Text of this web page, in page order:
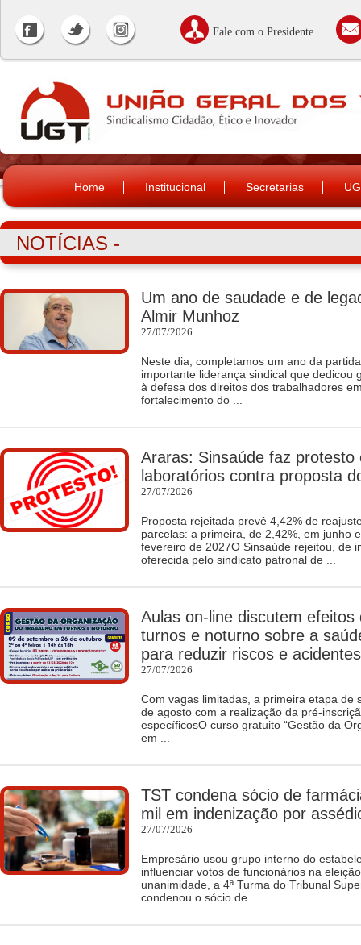
Fale com o Presidente
Home Institucional Secretarias
NOTÍCIAS -
Um ano de saudade e de
Almir Munhoz
27/07/2026
Neste dia, completamos um ano da
importante liderança sindical que dedicou
à defesa dos direitos dos trabalhadores
fortalecimento do ...
Araras: Sinsaúde faz protesto
laboratórios contra proposta
27/07/2026
Proposta rejeitada prevê 4,42% de
parcelas: a primeira, de 2,42%, em junho
fevereiro de 2027O Sinsaúde rejeitou, de
oferecida pelo sindicato patronal de ...
Aulas on-line discutem efeitos
turnos e noturno sobre a
para reduzir riscos e acidentes
27/07/2026
Com vagas limitadas, a primeira etapa de
de agosto com a realização da pré-
específicosO curso gratuito “Gestão da
em ...
TST condena sócio de
mil em indenização por
27/07/2026
Empresário usou grupo interno do
influenciar votos de funcionários na
unanimidade, a 4ª Turma do Tribunal
condenou o sócio de ...